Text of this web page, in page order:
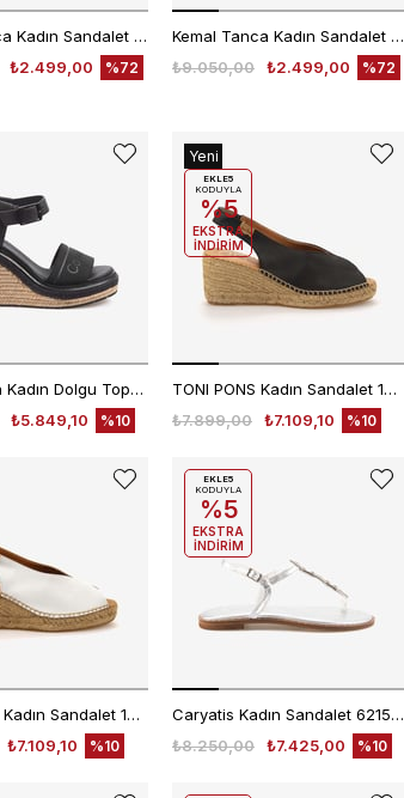
Kemal Tanca Kadın Sandalet 5514
₺2.499,00
%72
Kemal Tanca Kadın Sandalet 4403
₺2.499,00
₺9.050,00 %72
Calvin Klein Kadın Dolgu Topuk Sandalet HW0HW02050
₺5.849,10
%10
TONI PONS Kadın Sandalet 1TONW2024122
₺7.109,10
₺7.899,00 %10
Yeni
Ürün
EKLE5
KODUYLA
%5
EKSTRA
İNDİRİM
TONI PONS Kadın Sandalet 1TONW2023096
₺7.109,10
%10
Caryatis Kadın Sandalet 621506
₺7.425,00
₺8.250,00 %10
EKLE5
KODUYLA
%5
EKSTRA
İNDİRİM